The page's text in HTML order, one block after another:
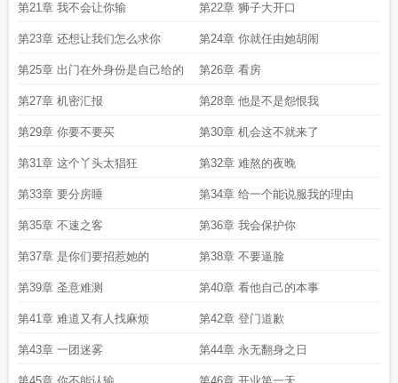
第21章 我不会让你输 第22章 狮子大开口
第23章 还想让我们怎么求你 第24章 你就任由她胡闹
第25章 出门在外身份是自己给的 第26章 看房
第27章 机密汇报 第28章 他是不是怨恨我
第29章 你要不要买 第30章 机会这不就来了
第31章 这个丫头太猖狂 第32章 难熬的夜晚
第33章 要分房睡 第34章 给一个能说服我的理由
第35章 不速之客 第36章 我会保护你
第37章 是你们要招惹她的 第38章 不要逼脸
第39章 圣意难测 第40章 看他自己的本事
第41章 难道又有人找麻烦 第42章 登门道歉
第43章 一团迷雾 第44章 永无翻身之日